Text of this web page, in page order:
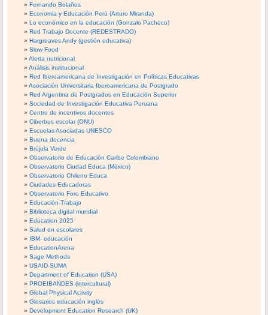
Fernando Bolaños
Economia y Educación Perú (Arturo Miranda)
Lo económico en la educación (Gonzalo Pacheco)
Red Trabajo Docente (REDESTRADO)
Hargreaves Andy (gestión educativa)
Slow Food
Alerta nutricional
Análisis institucional
Red Iberoamericana de Investigación en Políticas Educativas
Asociación Universitaria Iberoamericana de Postgrado
Red Argentina de Postgrados en Educación Superior
Sociedad de Investigación Educativa Peruana
Centro de incentivos docentes
Ciberbus escolar (ONU)
Escuelas Asociadas UNESCO
Buena docencia
Brújula Verde
Observatorio de Educación Caribe Colombiano
Observatorio Ciudad Educa (México)
Observatorio Chileno Educa
Ciudades Educadoras
Observatorio Foro Educativo
Educación-Trabajo
Biblioteca digital mundial
Education 2025
Salud en escolares
IBM- educación
EducationArena
Sage Methods
USAID-SUMA
Department of Education (USA)
PROEIBANDES (intercultural)
Global Physical Activity
Glosarios educación inglés
Development Education Research (UK)